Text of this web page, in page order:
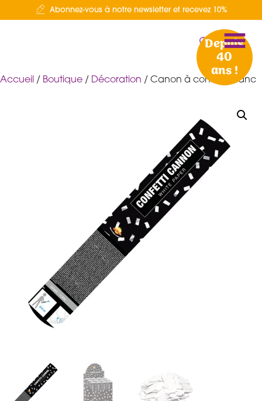
Abonnez-vous à notre newsletter et recevez 10%
Depuis
40
ans !
Accueil / Boutique / Décoration / Canon à confétis blanc